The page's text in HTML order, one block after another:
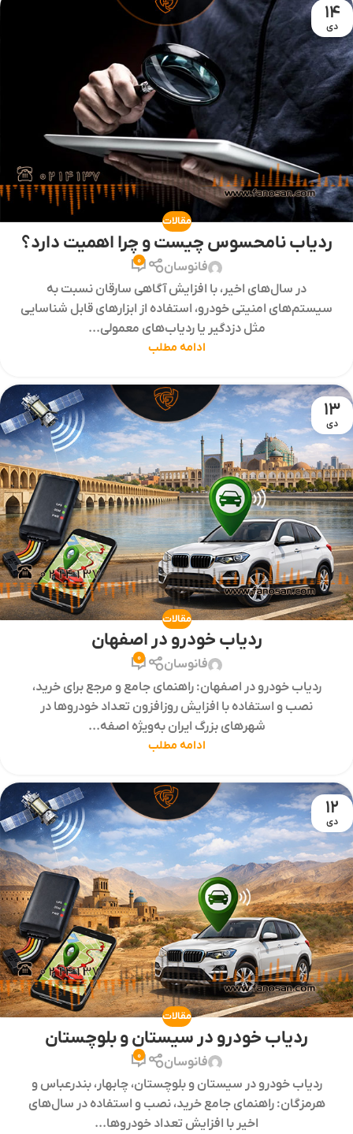
14
دی
مقالات
ردیاب نامحسوس چیست و چرا اهمیت دارد؟
فانوسان 0
در سال‌های اخیر، با افزایش آگاهی سارقان نسبت به
سیستم‌های امنیتی خودرو، استفاده از ابزارهای قابل شناسایی
مثل دزدگیر یا ردیاب‌های معمولی...
ادامه مطلب
13
دی
مقالات
ردیاب خودرو در اصفهان
فانوسان 0
ردیاب خودرو در اصفهان: راهنمای جامع و مرجع برای خرید،
نصب و استفاده با افزایش روزافزون تعداد خودروها در
شهرهای بزرگ ایران به‌ویژه اصفه...
ادامه مطلب
12
دی
مقالات
ردیاب خودرو در سیستان و بلوچستان
فانوسان 0
ردیاب خودرو در سیستان و بلوچستان، چابهار، بندرعباس و
هرمزگان: راهنمای جامع خرید، نصب و استفاده در سال‌های
اخیر با افزایش تعداد خودروها...